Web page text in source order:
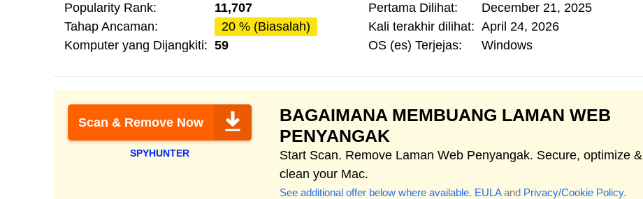
Popularity Rank:
11,707
Tahap Ancaman:
20 % (Biasalah)
Komputer yang Dijangkiti: 59
Pertama Dilihat:
December 21, 2025
Kali terakhir dilihat: April 24, 2026
OS (es) Terjejas:
Windows
Scan & Remove Now
SPYHUNTER
BAGAIMANA MEMBUANG LAMAN WEB
PENYANGAK
Start Scan. Remove Laman Web Penyangak. Secure, optimize &
clean your Mac.
See additional offer below where available. EULAand Privacy/Cookie Policy.